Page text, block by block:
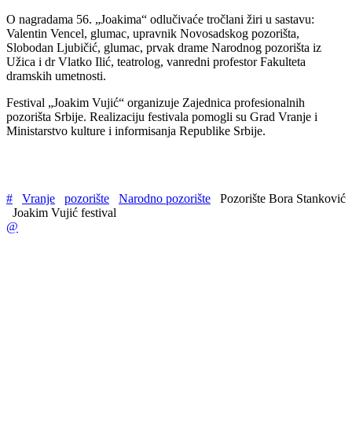
O nagradama 56. „Joakima“ odlučivaće tročlani žiri u sastavu:
Valentin Vencel, glumac, upravnik Novosadskog pozorišta,
Slobodan Ljubičić, glumac, prvak drame Narodnog pozorišta iz
Užica i dr Vlatko Ilić, teatrolog, vanredni profestor Fakulteta
dramskih umetnosti.
Festival „Joakim Vujić“ organizuje Zajednica profesionalnih
pozorišta Srbije. Realizaciju festivala pomogli su Grad Vranje i
Ministarstvo kulture i informisanja Republike Srbije.
# Vranje pozorište Narodno pozorište
Pozorište Bora Stanković
Joakim Vujić festival
@